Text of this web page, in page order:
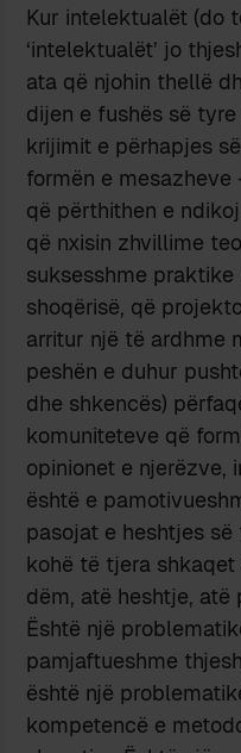
Kur intelektualët (do
‘intelektualët’ jo
ata që njohin thellë
dijen e fushës së
krijimit e përhapjes
formën e
që përthithen e
që nxisin zhvillime
suksesshme
shoqërisë, që
arritur një të ardhme
peshën e duhur
dhe shkencës)
komuniteteve që
opinionet e njerëzve,
është e
pasojat e heshtjes
kohë të tjera
dëm, atë heshtje,
Është një
pamjaftueshme
është një
kompetencë e